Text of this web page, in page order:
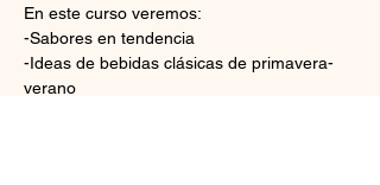
En este curso veremos:
-Sabores en tendencia
-Ideas de bebidas clásicas de primavera-
verano